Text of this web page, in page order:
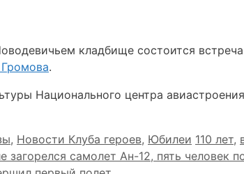
кладбище состоится
.
Национального центра
, Новости Клуба героев, Юбилеи Метки
110 лет,
загорелся самолет Ан-12, пять человек